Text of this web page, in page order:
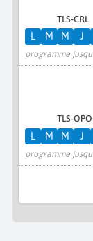
TLS-CRL
programme jusqu'
L M M J
TLS-OPO
programme jusqu'
L M M J